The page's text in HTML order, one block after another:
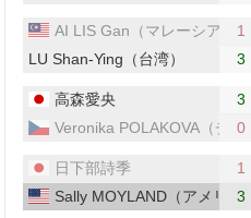
AI LIS Gan（マレーシア） 1
LU Shan-Ying（台湾）
3
高森愛央
3
Veronika POLAKOVA（チェ0
日下部詩季
1
Sally MOYLAND（アメリカ）
3